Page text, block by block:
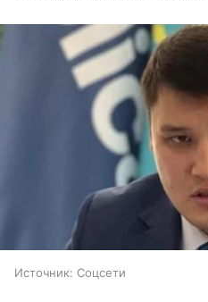
Источник: Соцсети